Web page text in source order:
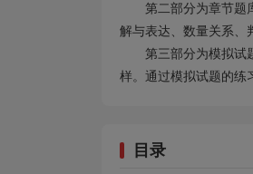
第二部分为章节题
解与表达、数量关系、
第三部分为模拟试
样。通过模拟试题的练
目录